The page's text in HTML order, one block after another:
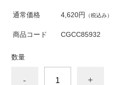
通常価格 4,620円 （税込み）
商品コード CGCC85932
数量
- +